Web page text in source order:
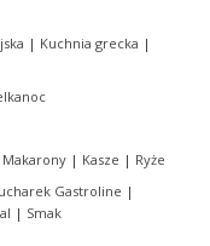
| Kuchnia grecka |
Makarony | Kasze | Ryże
Gastroline |
| Smak